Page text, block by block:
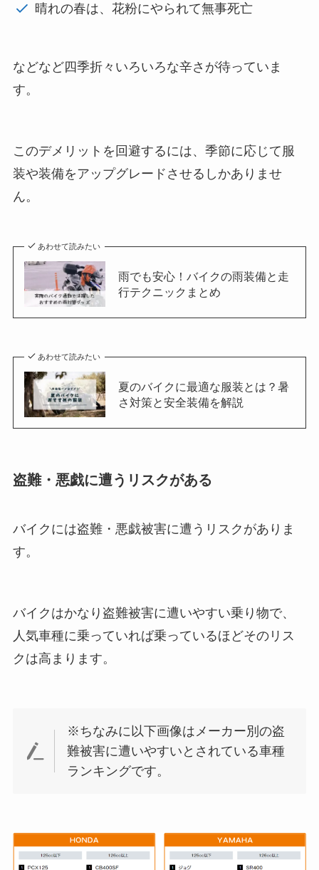
晴れの春は、花粉にやられて無事死亡
などなど四季折々いろいろな辛さが待っていま
す。
このデメリットを回避するには、季節に応じて服
装や装備をアップグレードさせるしかありませ
ん。
あわせて読みたい
雨でも安心！バイクの雨装備と走
行テクニックまとめ
あわせて読みたい
夏のバイクに最適な服装とは？暑
さ対策と安全装備を解説
盗難・悪戯に遭うリスクがある
バイクには盗難・悪戯被害に遭うリスクがありま
す。
バイクはかなり盗難被害に遭いやすい乗り物で、
人気車種に乗っていれば乗っているほどそのリス
クは高まります。
※ちなみに以下画像はメーカー別の盗
難被害に遭いやすいとされている車種
ランキングです。